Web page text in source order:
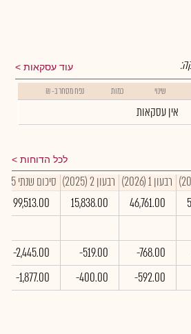
עוד עסקאות
שינוי כמות נפח מסחר ב- ₪
אין עסקאות
לכל הדוחות
רבעון 1 (2026) רבעון 2 (2025)
סיכום שנתי 2025
46,761.00
15,838.00
99,513.00
-768.00
-519.00
-2,445.00
-592.00
-400.00
-1,877.00